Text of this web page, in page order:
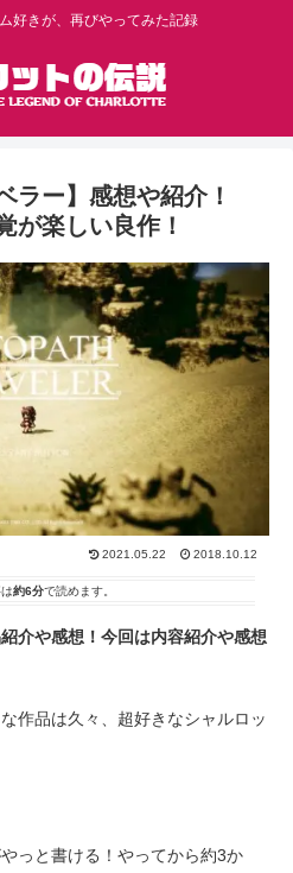
好きが、再びやってみた記録
ラー】感想や紹介！
が楽しい良作！
2021.05.22 2018.10.12
約6分で読めます。
介や感想！ 今回は内容紹介や感想
作品は久々、超好きなシャルロッ
っと書ける！やってから約3か